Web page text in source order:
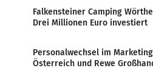
Falkensteiner Camping
Drei Millionen Euro investiert
Personalwechsel im
Österreich und Rewe